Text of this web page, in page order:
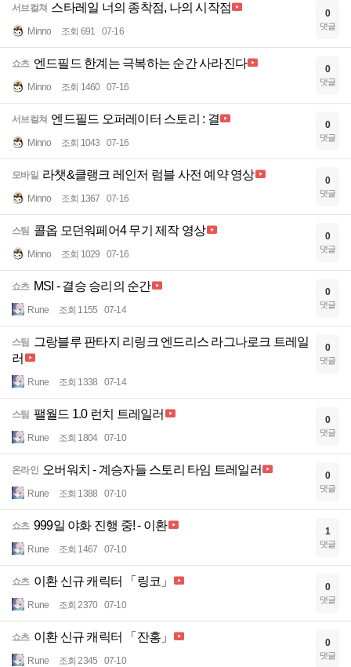
서브컬쳐 스타레일 너의 종착점, 나의 시작점
Minno 조회 691 07-16
0
댓글
쇼츠 엔드필드 한계는 극복하는 순간 사라진다
Minno 조회 1460 07-16
0
댓글
서브컬쳐 엔드필드 오퍼레이터 스토리 : 결
Minno 조회 1043 07-16
0
댓글
모바일 라챗&클랭크 레인저 럼블 사전 예약 영상
Minno 조회 1367 07-16
0
댓글
스팀 콜옵 모던워페어4 무기 제작 영상
Minno 조회 1029 07-16
0
댓글
쇼츠 MSI - 결승 승리의 순간
Rune 조회 1155 07-14
0
댓글
스팀
그랑블루 판타지 리링크 엔드리스 라그나로크 트레일
러
Rune 조회 1338 07-14
0
댓글
스팀 팰월드 1.0 런치 트레일러
Rune 조회 1804 07-10
0
댓글
온라인 오버워치 - 계승자들 스토리 타임 트레일러
Rune 조회 1388 07-10
0
댓글
쇼츠 999일 야화 진행 중! - 이환
Rune 조회 1467 07-10
1
댓글
쇼츠 이환 신규 캐릭터 「링코」
Rune 조회 2370 07-10
0
댓글
쇼츠 이환 신규 캐릭터 「잔홍」
Rune 조회 2345 07-10
0
댓글